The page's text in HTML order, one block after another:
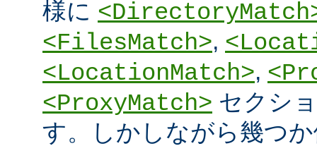
様に
<FilesMatch>,
<LocationMatch>,
<ProxyMatch> セクシ
す。しかしながら幾つ